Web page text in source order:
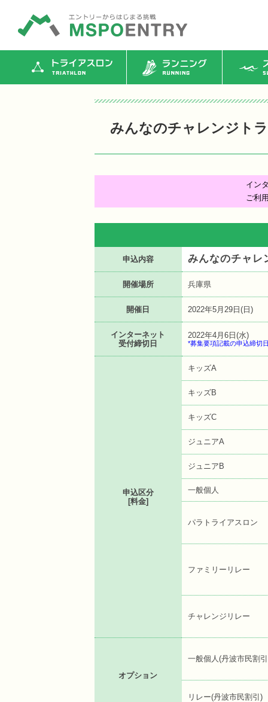
トライアスロン ランニング ス
みんなのチャレンジト
イン
ご利
申込内容 みんなのチャレ
開催場所 兵庫県
開催日 2022年5月29日(日)
インターネット
受付締切日
2022年4月6日(水)
*募集要項記載の申込締切
申込区分
[料金]
キッズA
キッズB
キッズC
ジュニアA
ジュニアB
一般個人
パラトライアスロン
ファミリーリレー
チャレンジリレー
オプション
一般個人(丹波市民割
リレー(丹波市民割引)